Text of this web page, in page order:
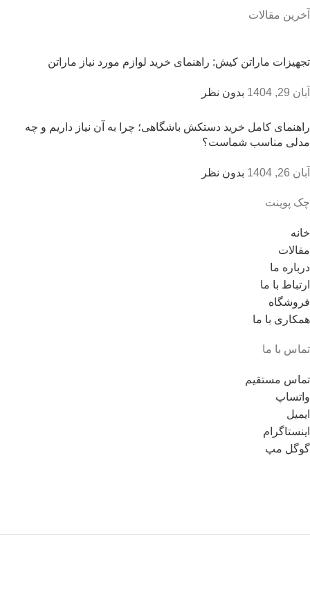
آخرین مقالات
تجهیزات ماراتن کیش: راهنمای خرید لوازم مورد نیاز ماراتن
آبان 29, 1404 بدون نظر
راهنمای کامل خرید دستکش باشگاهی؛ چرا به آن نیاز داریم و چه
مدلی مناسب شماست؟
آبان 26, 1404 بدون نظر
چک پوینت
خانه
مقالات
درباره ما
ارتباط با ما
فروشگاه
همکاری با ما
تماس با ما
تماس مستقیم
واتساپ
ایمیل
اینستاگرام
گوگل مپ